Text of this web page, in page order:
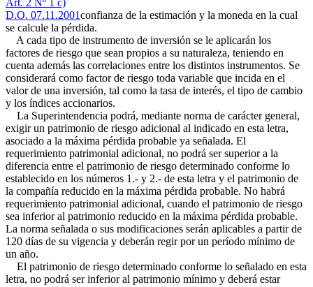
Art. 2 Nº 1 c)
D.O. 07.11.2001confianza de la estimación y la moneda en la cual
se calcule la pérdida.
A cada tipo de instrumento de inversión se le aplicarán los
factores de riesgo que sean propios a su naturaleza, teniendo en
cuenta además las correlaciones entre los distintos instrumentos. Se
considerará como factor de riesgo toda variable que incida en el
valor de una inversión, tal como la tasa de interés, el tipo de cambio
y los índices accionarios.
La Superintendencia podrá, mediante norma de carácter general,
exigir un patrimonio de riesgo adicional al indicado en esta letra,
asociado a la máxima pérdida probable ya señalada. El
requerimiento patrimonial adicional, no podrá ser superior a la
diferencia entre el patrimonio de riesgo determinado conforme lo
establecido en los números 1.- y 2.- de esta letra y el patrimonio de
la compañía reducido en la máxima pérdida probable. No habrá
requerimiento patrimonial adicional, cuando el patrimonio de riesgo
sea inferior al patrimonio reducido en la máxima pérdida probable.
La norma señalada o sus modificaciones serán aplicables a partir de
120 días de su vigencia y deberán regir por un período mínimo de
un año.
El patrimonio de riesgo determinado conforme lo señalado en esta
letra, no podrá ser inferior al patrimonio mínimo y deberá estar